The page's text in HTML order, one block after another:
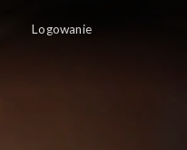
Logowanie